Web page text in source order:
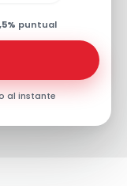
puntual
al instante